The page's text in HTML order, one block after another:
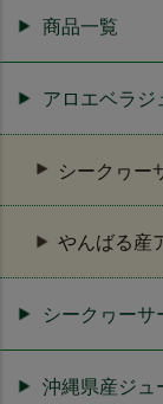
商品一覧
アロエベラジ
シークヮー
やんばる産
シークヮーサ
沖縄県産ジュ